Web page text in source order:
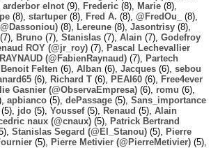
arderbor elnot (9), Frederic (8), Marie (8),
(8), startuper (8), Fred A. (8), @FredOu_
(8),
(8), Lereune (8), Jasontrisy (8),
(7), Bruno (7), Stanislas (7), Alain (7), Godefroy
ROY (@jr_roy) (7),
Pascal Lechevallier
(@FabienRaynaud) (7),
Partech
Benoit Felten (6), Alban (6), Jacques (6), sebou
(6), Richard T (6), PEAI60 (6),
Free4ever
Gasnier (@ObservaEmpresa) (6), romu (6),
apbianco (5), dePassage (5), Sans_importance
(5), jdo (5), Youssef(5), Renaud (5), Alain
naux (@cnaux) (5),
Patrick Bertrand
Stanislas Segard (@El_Stanou) (5),
Pierre
(5), Pierre Metivier (@PierreMetivier) (5),